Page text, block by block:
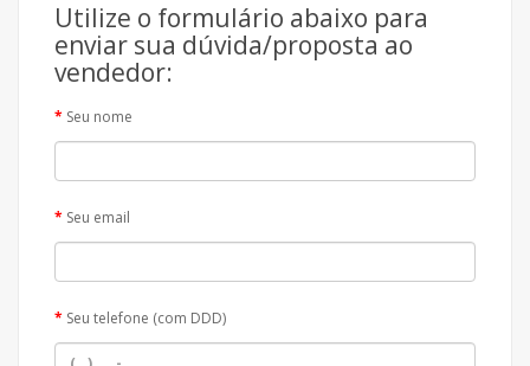
Utilize o formulário abaixo para
enviar sua dúvida/proposta ao
vendedor:
Seu nome
Seu email
Seu telefone (com DDD)